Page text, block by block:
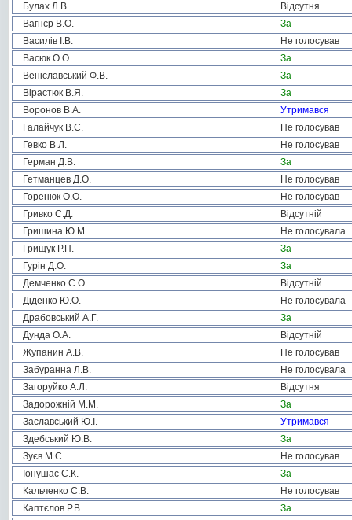
Булах Л.В.
Відсутня
Вагнєр В.О.
За
Василів І.В.
Не голосував
Васюк О.О.
За
Веніславський Ф.В.
За
Вірастюк В.Я.
За
Воронов В.А.
Утримався
Галайчук В.С.
Не голосував
Гевко В.Л.
Не голосував
Герман Д.В.
За
Гетманцев Д.О.
Не голосував
Горенюк О.О.
Не голосував
Гривко С.Д.
Відсутній
Гришина Ю.М.
Не голосувала
Грищук Р.П.
За
Гурін Д.О.
За
Демченко С.О.
Відсутній
Діденко Ю.О.
Не голосувала
Драбовський А.Г.
За
Дунда О.А.
Відсутній
Жупанин А.В.
Не голосував
Забуранна Л.В.
Не голосувала
Загоруйко А.Л.
Відсутня
Задорожній М.М.
За
Заславський Ю.І.
Утримався
Здебський Ю.В.
За
Зуєв М.С.
Не голосував
Іонушас С.К.
За
Кальченко С.В.
Не голосував
Каптєлов Р.В.
За